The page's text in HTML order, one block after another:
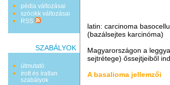
pédia változásai
szócikk változásai
RSS
SZABÁLYOK
útmutató
írott és íratlan
szabályok
latin: carcinoma
(bazálsejtes karcinóma)
Magyarországon a
sejtrétege) őssejtjeiből
A basalioma jellemzői